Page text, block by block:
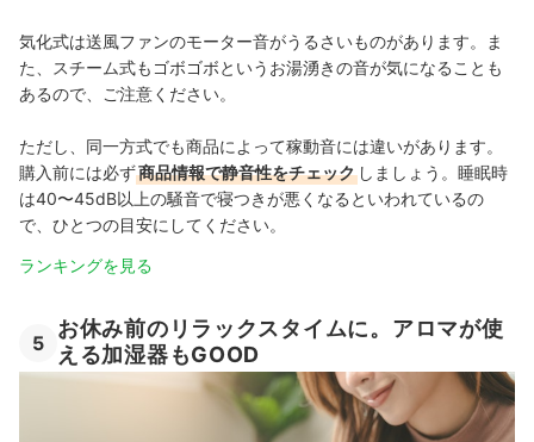
気化式は送風ファンのモーター音がうるさいものがあります。ま
た、スチーム式もゴボゴボというお湯湧きの音が気になることも
あるので、ご注意ください。
ただし、同一方式でも商品によって稼動音には違いがあります。
購入前には必ず商品情報で静音性をチェック しましょう。睡眠時
は40〜45dB以上の騒音で寝つきが悪くなるといわれているの
で、ひとつの目安にしてください。
ランキングを見る
5
お休み前のリラックスタイムに。アロマが使
える加湿器もGOOD